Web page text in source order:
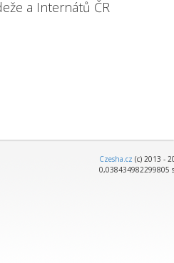
a Internátů ČR
Czesha.cz (c) 2013 -
0,038434982299805